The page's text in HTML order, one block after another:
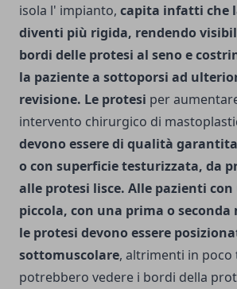
isola l' impianto, capita infatti che
diventi più rigida, rendendo
bordi delle protesi al seno e
la paziente a sottoporsi ad
revisione. Le protesi per
intervento chirurgico di
devono essere di qualità
o con superficie testurizzata, da
alle protesi lisce. Alle pazienti
piccola, con una prima o seconda
le protesi devono essere
sottomuscolare, altrimenti in poco
potrebbero vedere i bordi della